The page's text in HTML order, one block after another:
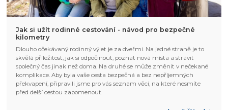
Jak si užít rodinné cestování - návod pro bezpečné
kilometry
Dlouho očekávaný rodinný výlet je za dveřmi. Na jedné straně je to
skvělá příležitost, jak si odpočinout, poznat nová místa a strávit
společný čas jinak než doma. Na druhé se může změnit v nečekané
komplikace. Aby byla vaše cesta bezpečná a bez nepříjemných
překvapení, připravili jsme pro vás seznam věcí, na které nesmíte
před delší cestou zapomenout.